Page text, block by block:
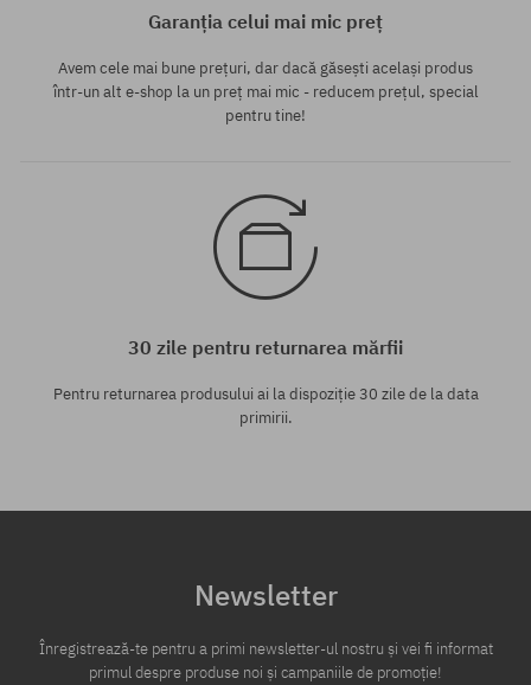
Garanția celui mai mic preț
Avem cele mai bune prețuri, dar dacă găsești același produs
într-un alt e-shop la un preț mai mic - reducem prețul, special
pentru tine!
30 zile pentru returnarea mărfii
Pentru returnarea produsului ai la dispoziție 30 zile de la data
primirii.
Newsletter
Înregistrează-te pentru a primi newsletter-ul nostru și vei fi informat
primul despre produse noi și campaniile de promoție!